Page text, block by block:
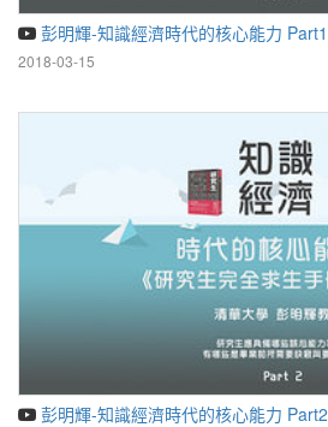
彭明輝-知識經濟時代的核心能力 Part1
2018-03-15
彭明輝-知識經濟時代的核心能力 Part2